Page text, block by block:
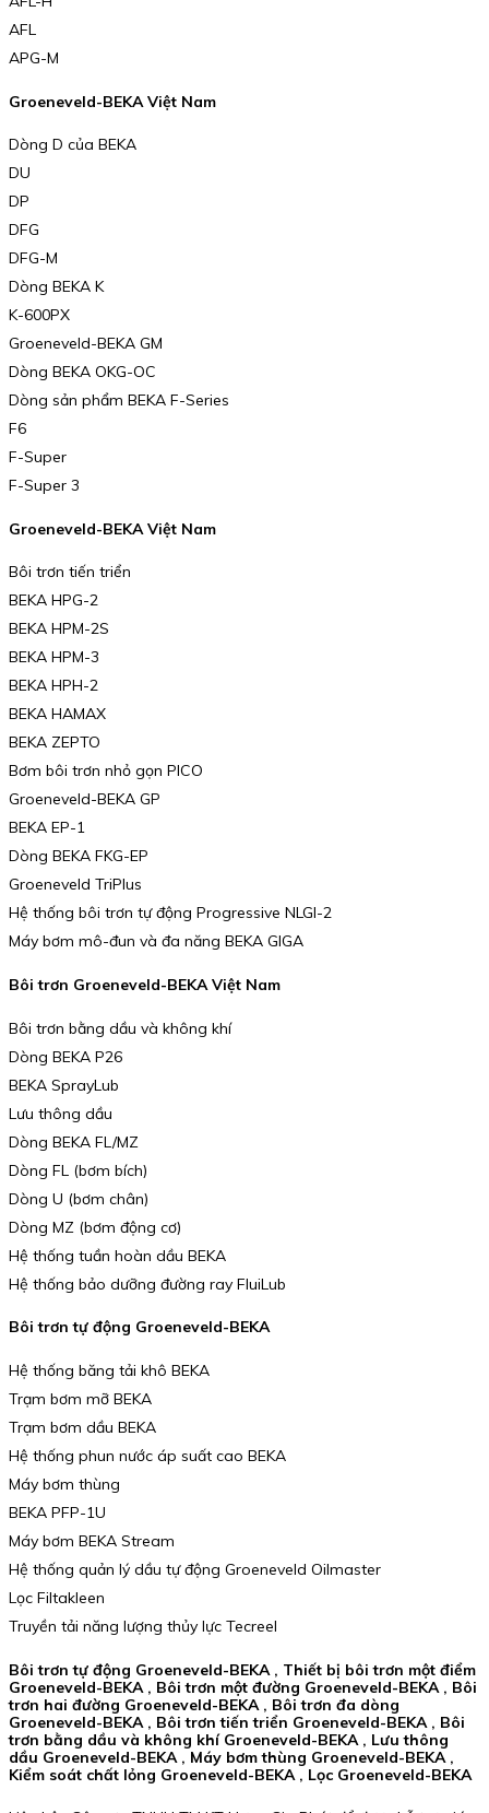
AFL
APG-M
Groeneveld-BEKA Việt Nam
Dòng D của BEKA
DU
DP
DFG
DFG-M
Dòng BEKA K
K-600PX
Groeneveld-BEKA GM
Dòng BEKA OKG-OC
Dòng sản phẩm BEKA F-Series
F6
F-Super
F-Super 3
Groeneveld-BEKA Việt Nam
Bôi trơn tiến triển
BEKA HPG-2
BEKA HPM-2S
BEKA HPM-3
BEKA HPH-2
BEKA HAMAX
BEKA ZEPTO
Bơm bôi trơn nhỏ gọn PICO
Groeneveld-BEKA GP
BEKA EP-1
Dòng BEKA FKG-EP
Groeneveld TriPlus
Hệ thống bôi trơn tự động Progressive NLGI-2
Máy bơm mô-đun và đa năng BEKA GIGA
Bôi trơn Groeneveld-BEKA Việt Nam
Bôi trơn bằng dầu và không khí
Dòng BEKA P26
BEKA SprayLub
Lưu thông dầu
Dòng BEKA FL/MZ
Dòng FL (bơm bích)
Dòng U (bơm chân)
Dòng MZ (bơm động cơ)
Hệ thống tuần hoàn dầu BEKA
Hệ thống bảo dưỡng đường ray FluiLub
Bôi trơn tự động Groeneveld-BEKA
Hệ thống băng tải khô BEKA
Trạm bơm mỡ BEKA
Trạm bơm dầu BEKA
Hệ thống phun nước áp suất cao BEKA
Máy bơm thùng
BEKA PFP-1U
Máy bơm BEKA Stream
Hệ thống quản lý dầu tự động Groeneveld Oilmaster
Lọc Filtakleen
Truyền tải năng lượng thủy lực Tecreel
Bôi trơn tự động Groeneveld-BEKA , Thiết bị bôi trơn một điểm
Groeneveld-BEKA , Bôi trơn một đường Groeneveld-BEKA , Bôi
trơn hai đường Groeneveld-BEKA , Bôi trơn đa dòng
Groeneveld-BEKA , Bôi trơn tiến triển Groeneveld-BEKA , Bôi
trơn bằng dầu và không khí Groeneveld-BEKA , Lưu thông
dầu Groeneveld-BEKA , Máy bơm thùng Groeneveld-BEKA ,
Kiểm soát chất lỏng Groeneveld-BEKA , Lọc Groeneveld-BEKA